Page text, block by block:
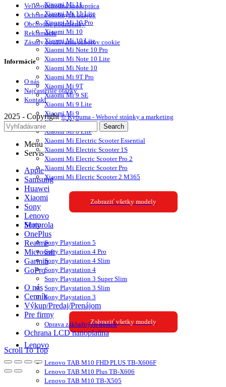
Xiaomi Mi 11
Xiaomi Mi 11 Lite
Xiaomi Mi 10 Pro
Xiaomi Mi 10
Xiaomi Mi 10 Lite
Xiaomi Mi Note 10 Pro
Xiaomi Mi Note 10 Lite
Xiaomi Mi Note 10
Xiaomi Mi 9T Pro
Xiaomi Mi 9T
Xiaomi Mi 9 SE
Xiaomi Mi 9 Lite
Xiaomi Mi 9
Xiaomi Mi 8
Xiaomi Mi 8 Lite
Xiaomi Mi Electric Scooter Essential
Xiaomi Mi Electric Scooter 1S
Xiaomi Mi Elecric Scooter Pro 2
Xiaomi Mi Elecric Scooter Pro
Xiaomi Mi Elecric Scooter 2 M365
Zobraziť všetky modely
Sony
Sony Playstation 5
Sony Playstation 4 Pro
Sony Playstation 4 Slim
Sony Playstation 4
Sony Playstation 3 Super Slim
Sony Playstation 3 Slim
Sony Playstation 3
Zobraziť všetky modely
Lenovo
Lenovo TAB M10 FHD PLUS TB-X606F
Lenovo TAB M10 Plus TB-X606
Lenovo TAB M10 TB-X505
Veľkoobchodná spolupráca
Ochrana osobných údajov
Obchodné podmienky
Reklamácie
Zásady používania súborov cookie
Informácie
O nás
Najčastejšie otázky
Kontakt
2025 - Copyright© Kyouma - Webové stránky a marketing
Search
Menu
Servis
Apple
Samsung
Huawei
Xiaomi
Sony
Lenovo
Motorola
OnePlus
Realme
Microsoft
Garmin
GoPro
O nás
Cenník
Výkup/Predaj/Prenájom
Pre firmy
Oprava základných dosiek
Ochrana LCD nanoplatina
Scroll To Top